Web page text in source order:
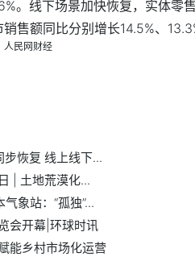
。线下场景加快恢复，实体零
售额同比分别增长14.5%、
人民网财经
恢复 线上线下...
| 土地荒漠化...
象站：“孤独”...
会开幕|环球时讯
能乡村市场化运营